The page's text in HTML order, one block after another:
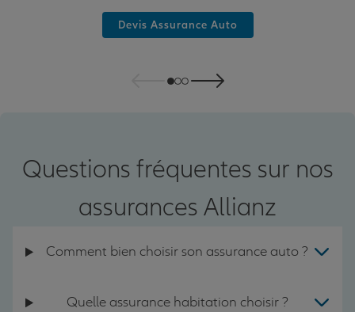
Devis Assurance Auto
Questions fréquentes sur nos
assurances Allianz
Comment bien choisir son assurance auto ?
Quelle assurance habitation choisir ?